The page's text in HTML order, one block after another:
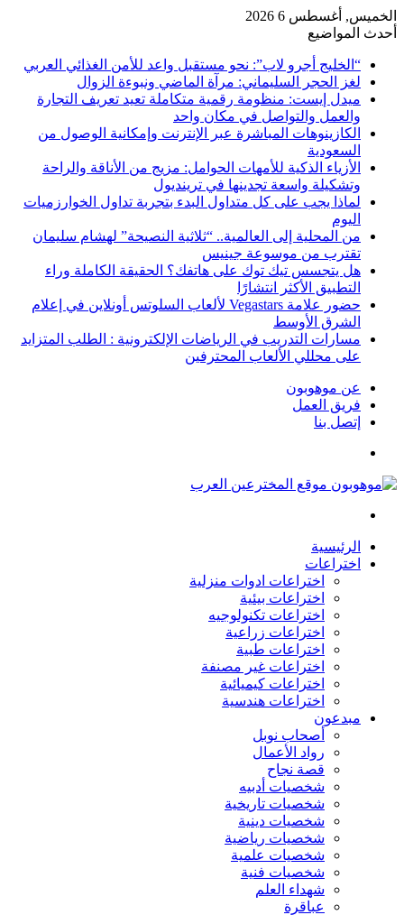
الخميس, أغسطس 6 2026
أحدث المواضيع
“الخليج أجرو لاب”: نحو مستقبل واعد للأمن الغذائي العربي
لغز الحجر السليماني: مرآة الماضي ونبوءة الزوال
ميدل إيست: منظومة رقمية متكاملة تعيد تعريف التجارة
والعمل والتواصل في مكان واحد
الكازينوهات المباشرة عبر الإنترنت وإمكانية الوصول من
السعودية
الأزياء الذكية للأمهات الحوامل: مزيج من الأناقة والراحة
وتشكيلة واسعة تجدينها في ترينديول
لماذا يجب على كل متداول البدء بتجربة تداول الخوارزميات
اليوم
من المحلية إلى العالمية.. “ثلاثية النصيحة” لهشام سليمان
تقترب من موسوعة جينيس
هل يتجسس تيك توك على هاتفك؟ الحقيقة الكاملة وراء
التطبيق الأكثر انتشارًا
حضور علامة Vegastars لألعاب السلوتس أونلاين في إعلام
الشرق الأوسط
مسارات التدريب في الرياضات الإلكترونية : الطلب المتزايد
على محللي الألعاب المحترفين
عن موهوبون
فريق العمل
إتصل بنا
الرئيسية
اختراعات
اختراعات ادوات منزلية
اختراعات بيئية
اختراعات تكنولوجيه
اختراعات زراعية
اختراعات طبية
اختراعات غير مصنفة
اختراعات كيميائية
اختراعات هندسية
مبدعون
أصحاب نوبل
رواد الأعمال
قصة نجاح
شخصيات أدبيه
شخصيات تاريخية
شخصيات دينية
شخصيات رياضية
شخصيات علمية
شخصيات فنية
شهداء العلم
عباقرة